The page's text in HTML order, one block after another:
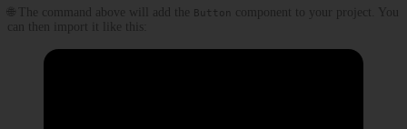
🌐 The command above will add the Button
component to your project. You
can then import it like this: